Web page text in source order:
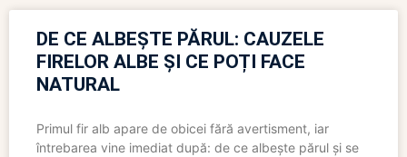
DE CE ALBEȘTE PĂRUL: CAUZELE
FIRELOR ALBE ȘI CE POȚI FACE
NATURAL
Primul fir alb apare de obicei fără avertisment, iar
întrebarea vine imediat după: de ce albește părul și se